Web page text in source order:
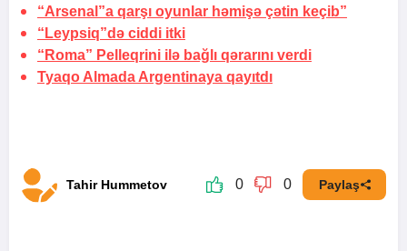
“Arsenal”a qarşı oyunlar həmişə çətin keçib”
“Leypsiq”də ciddi itki
“Roma” Pelleqrini ilə bağlı qərarını verdi
Tyaqo Almada Argentinaya qayıtdı
Tahir Hummetov 0 0 Paylaş